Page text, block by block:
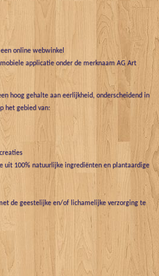
online webwinkel
applicatie onder de merknaam AG Art
hoog gehalte aan eerlijkheid, onderscheidend in
het gebied van:
uit 100% natuurlijke ingrediënten en plantaardige
de geestelijke en/of lichamelijke verzorging te